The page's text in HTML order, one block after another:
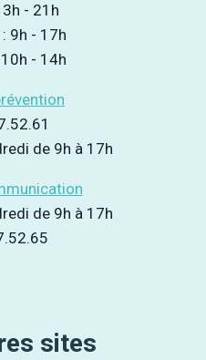
- 21h
9h - 17h
- 14h
de 9h à 17h
de 9h à 17h
sites